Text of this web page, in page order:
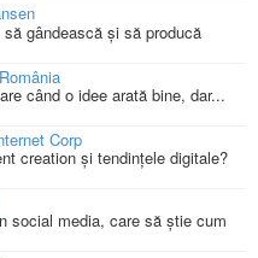
gândească și să producă
când o idee arată bine, dar...
Corp
creation și tendințele digitale?
social media, care să știe cum